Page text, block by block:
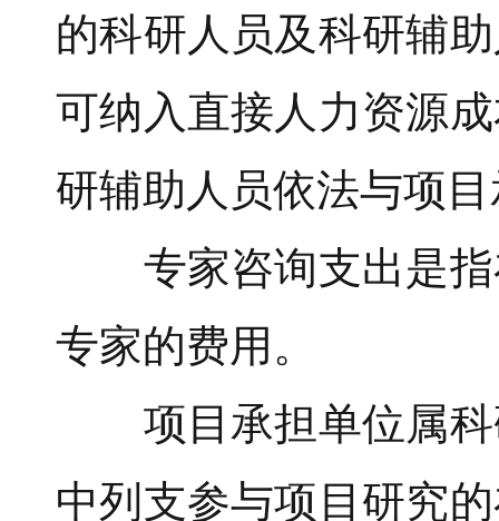
的科研人员及科研辅
可纳入直接人力资源
研辅助人员依法与项
专家咨询支出是指
专家的费用。
项目承担单位属科
中列支参与项目研究